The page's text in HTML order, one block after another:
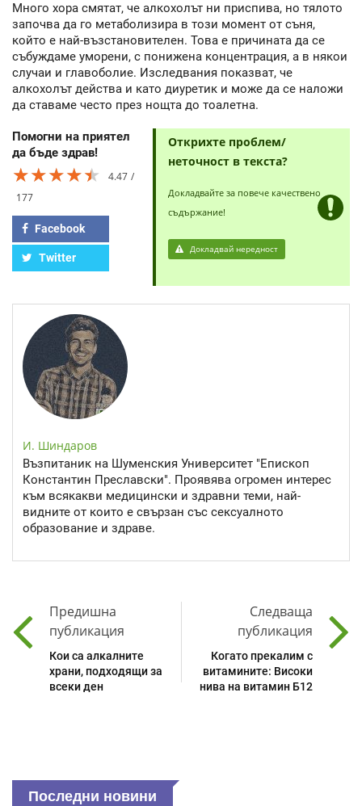
Много хора смятат, че алкохолът ни приспива, но тялото
започва да го метаболизира в този момент от съня,
който е най-възстановителен. Това е причината да се
събуждаме уморени, с понижена концентрация, а в някои
случаи и главоболие. Изследвания показват, че
алкохолът действа и като диуретик и може да се наложи
да ставаме често през нощта до тоалетна.
Помогни на приятел
да бъде здрав!
★★★★★
★★★★★
★★★★★
4.47
177
Facebook
Twitter
Открихте проблем/
неточност в текста?
Докладвайте за повече качествено
съдържание!
Докладвай нередност
И. Шиндаров
Възпитаник на Шуменския Университет "Епископ
Константин Преславски". Проявява огромен интерес
към всякакви медицински и здравни теми, най-
видните от които е свързан със сексуалното
образование и здраве.
Предишна
публикация
Кои са алкалните
храни, подходящи за
всеки ден
Следваща
публикация
Когато прекалим с
витамините: Високи
нива на витамин Б12
Последни новини